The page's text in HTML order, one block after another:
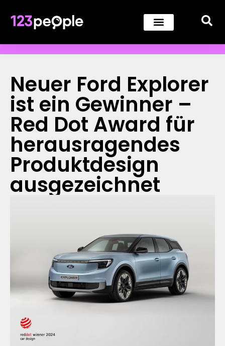
Neuer Ford Explorer
ist ein Gewinner –
Red Dot Award für
herausragendes
Produktdesign
ausgezeichnet